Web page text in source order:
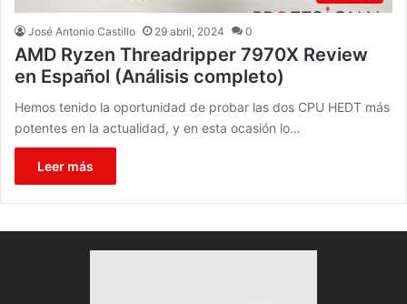
José Antonio Castillo 29 abril, 2024 0
AMD Ryzen Threadripper 7970X Review
en Español (Análisis completo)
Hemos tenido la oportunidad de probar las dos CPU HEDT más
potentes en la actualidad, y en esta ocasión lo…
Leer más